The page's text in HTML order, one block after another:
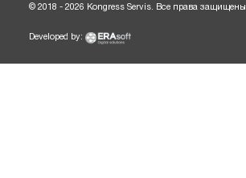
© 2018 - 2026 Kongress Servis. Все права защищены.
Developed by: